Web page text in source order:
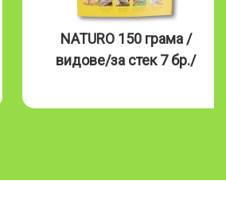
NATURO 150 грама /
видове/за стек 7 бр./